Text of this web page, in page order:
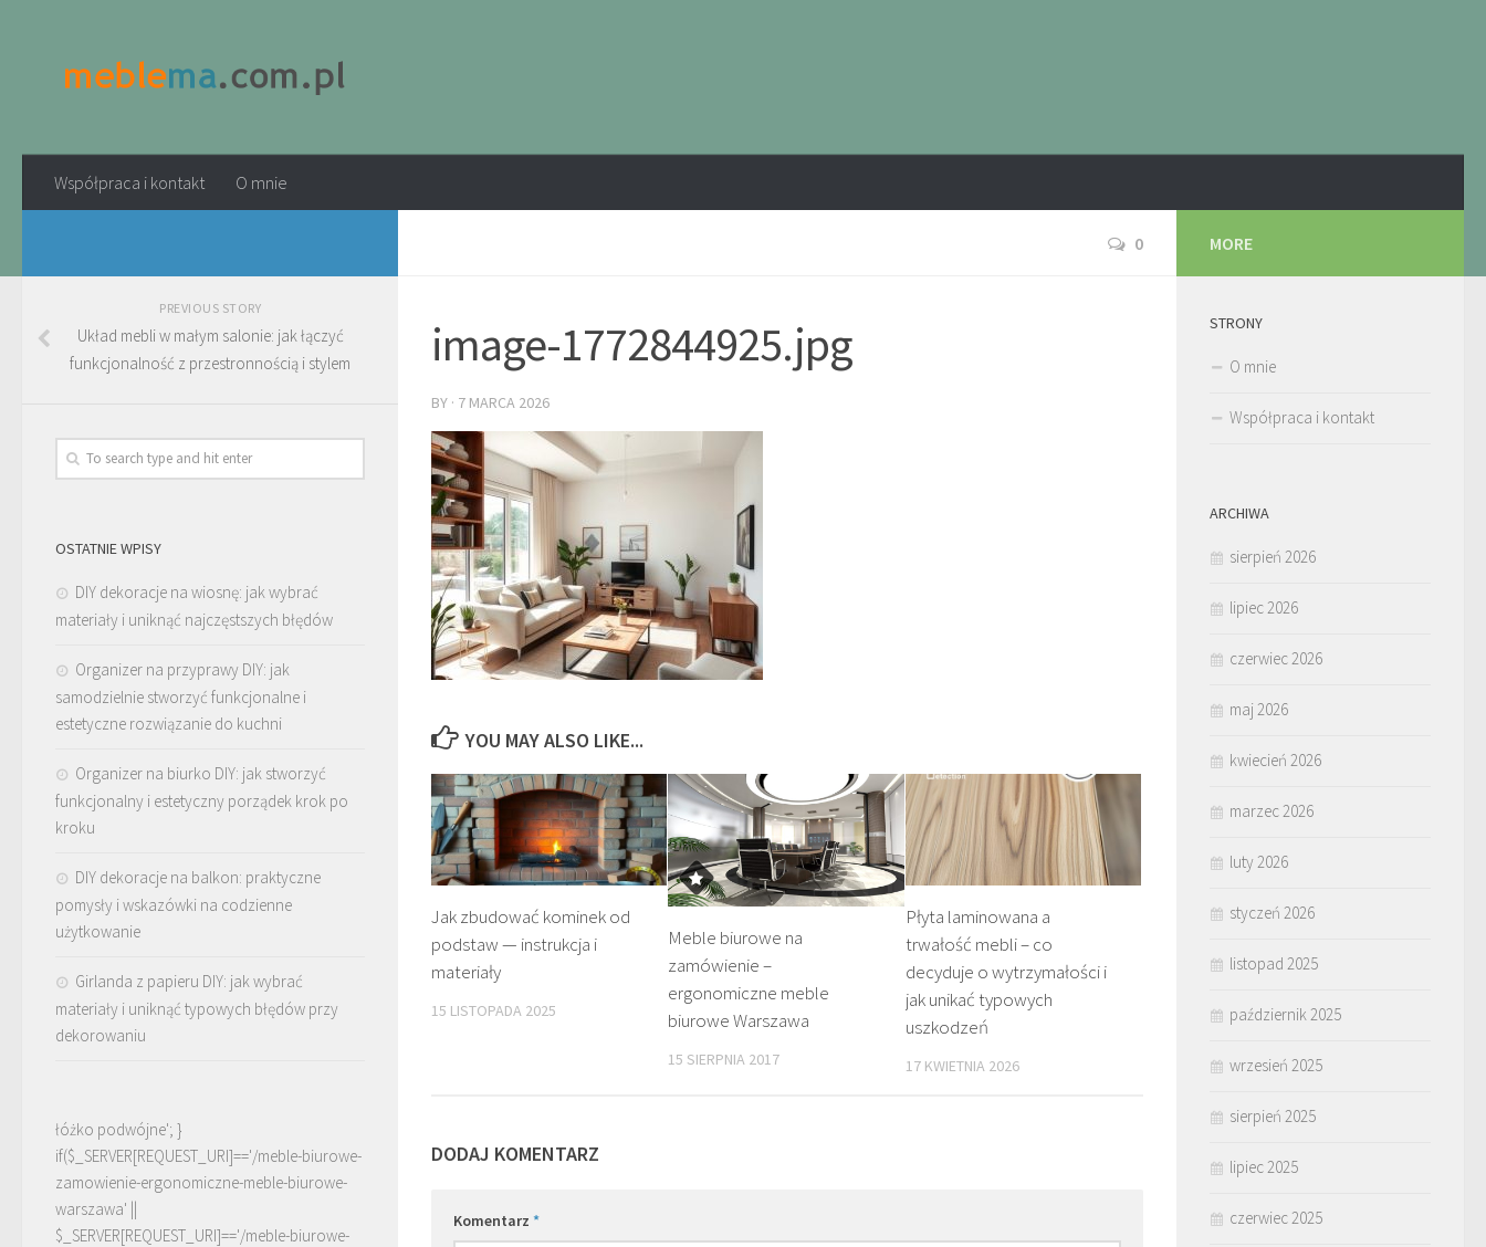
Współpraca i kontakt O mnie
0
image-1772844925.jpg
BY · 7 MARCA 2026
YOU MAY ALSO LIKE...
Jak zbudować kominek od
podstaw — instrukcja i
materiały
15 LISTOPADA 2025
Meble biurowe na
zamówienie –
ergonomiczne meble
biurowe Warszawa
15 SIERPNIA 2017
Płyta laminowana a
trwałość mebli – co
decyduje o wytrzymałości i
jak unikać typowych
uszkodzeń
17 KWIETNIA 2026
DODAJ KOMENTARZ
Komentarz *
PREVIOUS STORY
Układ mebli w małym salonie: jak łączyć
funkcjonalność z przestronnością i stylem
OSTATNIE WPISY
DIY dekoracje na wiosnę: jak wybrać
materiały i uniknąć najczęstszych błędów
Organizer na przyprawy DIY: jak
samodzielnie stworzyć funkcjonalne i
estetyczne rozwiązanie do kuchni
Organizer na biurko DIY: jak stworzyć
funkcjonalny i estetyczny porządek krok po
kroku
DIY dekoracje na balkon: praktyczne
pomysły i wskazówki na codzienne
użytkowanie
Girlanda z papieru DIY: jak wybrać
materiały i uniknąć typowych błędów przy
dekorowaniu
łóżko podwójne'; }
if($_SERVER[REQUEST_URI]=='/meble-biurowe-
zamowienie-ergonomiczne-meble-biurowe-
warszawa' ||
$_SERVER[REQUEST_URI]=='/meble-biurowe-
MORE
STRONY
O mnie
Współpraca i kontakt
ARCHIWA
sierpień 2026
lipiec 2026
czerwiec 2026
maj 2026
kwiecień 2026
marzec 2026
luty 2026
styczeń 2026
listopad 2025
październik 2025
wrzesień 2025
sierpień 2025
lipiec 2025
czerwiec 2025